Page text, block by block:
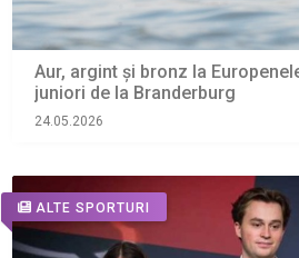
Aur, argint și bronz la
juniori de la Branderburg
24.05.2026
ALTE SPORTURI